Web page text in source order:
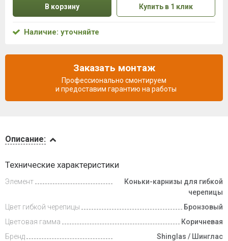
и оплата
Описание:
Технические характеристики
Элемент
Коньки-карнизы для гибкой
черепицы
Цвет гибкой черепицы
Бронзовый
Цветовая гамма
Коричневая
Бренд
Shinglas / Шинглас
В корзину Купить в 1 клик
Наличие: уточняйте
Заказать монтаж
Профессионально смонтируем
и предоставим гарантию на работы